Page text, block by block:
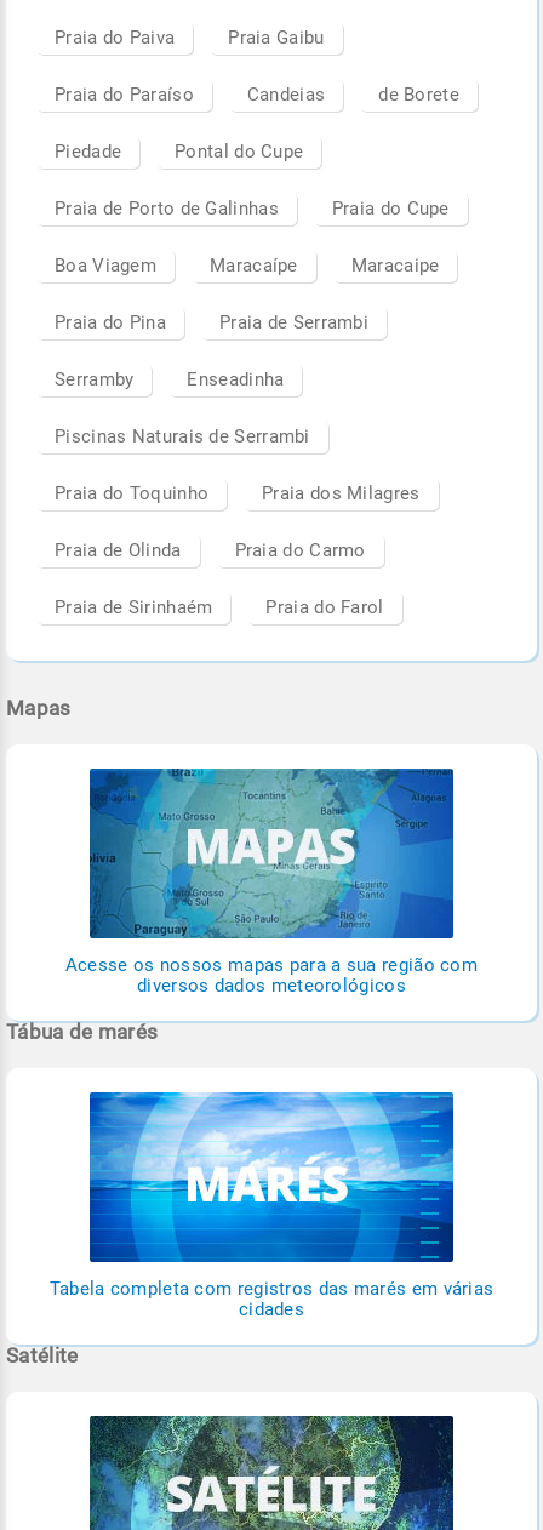
Praia do Paiva Praia Gaibu
Praia do Paraíso Candeias de Borete
Piedade Pontal do Cupe
Praia de Porto de Galinhas Praia do Cupe
Boa Viagem Maracaípe Maracaipe
Praia do Pina Praia de Serrambi
Serramby Enseadinha
Piscinas Naturais de Serrambi
Praia do Toquinho Praia dos Milagres
Praia de Olinda Praia do Carmo
Praia de Sirinhaém Praia do Farol
Mapas
Acesse os nossos mapas para a sua região com
diversos dados meteorológicos
Tábua de marés
Tabela completa com registros das marés em várias
cidades
Satélite